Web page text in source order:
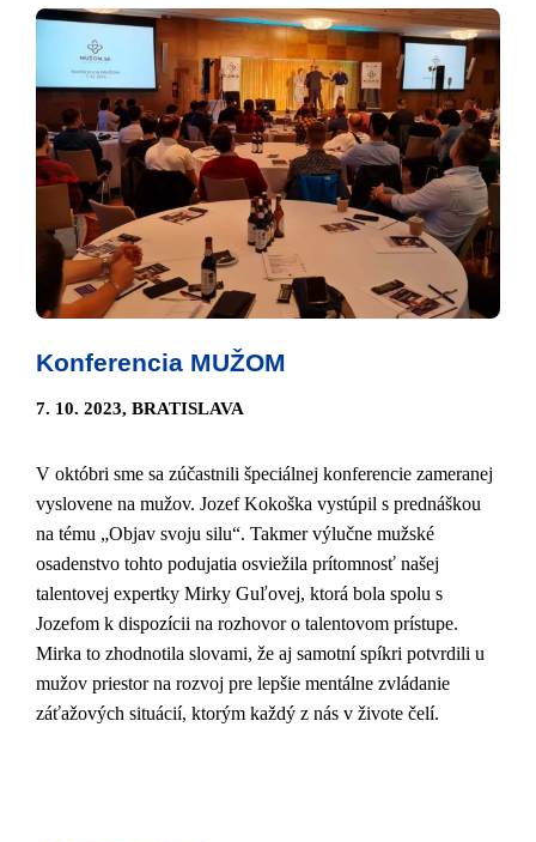
Konferencia MUŽOM
7. 10. 2023, BRATISLAVA
V októbri sme sa zúčastnili špeciálnej konferencie zameranej
vyslovene na mužov. Jozef Kokoška vystúpil s prednáškou
na tému „Objav svoju silu“. Takmer výlučne mužské
osadenstvo tohto podujatia osviežila prítomnosť našej
talentovej expertky Mirky Guľovej, ktorá bola spolu s
Jozefom k dispozícii na rozhovor o talentovom prístupe.
Mirka to zhodnotila slovami, že aj samotní spíkri potvrdili u
mužov priestor na rozvoj pre lepšie mentálne zvládanie
záťažových situácií, ktorým každý z nás v živote čelí.